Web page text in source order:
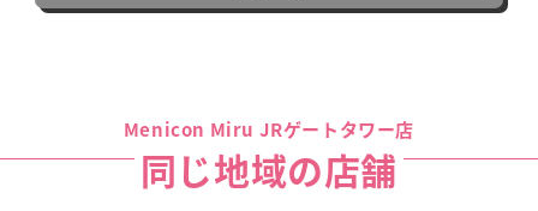
Menicon Miru JRゲートタワー店
同じ地域の店舗